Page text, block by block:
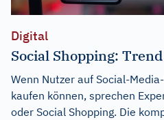
Digital
Social Shopping:
Wenn Nutzer auf Social-
kaufen können, sprechen
oder Social Shopping. Die